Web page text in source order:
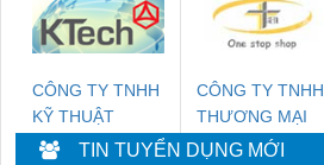
CÔNG TY TNHH
KỸ THUẬT
KTECH VIỆT
CÔNG TY TNHH
THƯƠNG MẠI
THIÊN ÂN VIỆT
TIN TUYỂN DỤNG MỚI